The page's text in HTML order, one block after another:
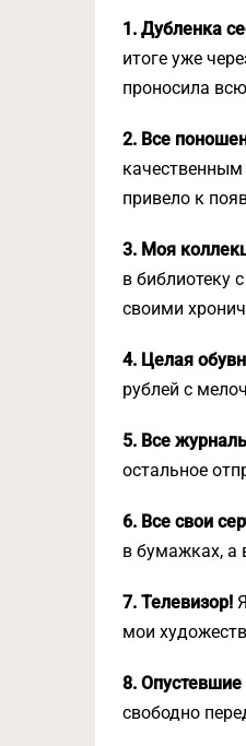
1. Дубленка
итоге уже
проносила
2. Все
привело к
3. Моя
в библиотеку
своими
4. Целая
рублей с
5. Все
остальное
6. Все свои
в бумажках, а
7. Телевизор!
мои
8.
свободно